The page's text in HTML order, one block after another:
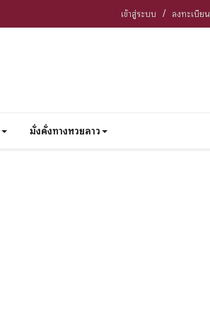
เข้าสู่ระบบ / ลงทะเบียน
มั่งคั่งทางหวยลาว